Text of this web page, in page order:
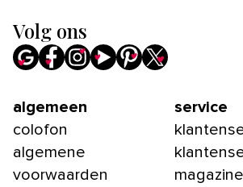
Volg ons
algemeen
colofon
algemene
voorwaarden
service
magazine